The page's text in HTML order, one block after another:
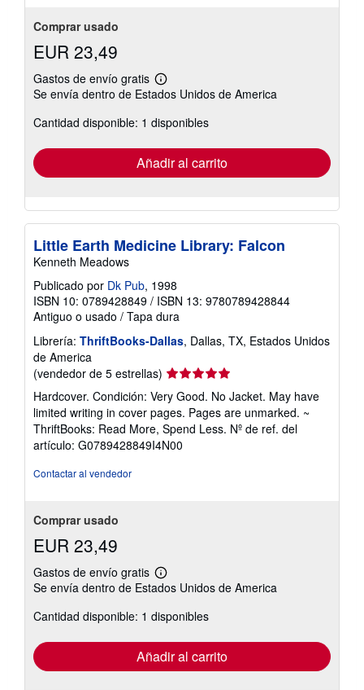
Comprar usado
EUR 23,49
Gastos de envío gratis
Más
información
las
tarifas
envío
Se envía dentro de Estados Unidos de America
Cantidad disponible: 1 disponibles
Añadir al carrito
Little Earth Medicine Library: Falcon
Kenneth Meadows
Publicado por Dk Pub, 1998
ISBN 10: 0789428849 / ISBN 13: 9780789428844
Antiguo o usado / Tapa dura
Librería: ThriftBooks-Dallas, Dallas, TX, Estados Unidos
de America
(vendedor de 5 estrellas) Calificación
del
vendedor:
5
de
5
Hardcover. Condición: Very Good. No Jacket. May have
limited writing in cover pages. Pages are unmarked. ~
ThriftBooks: Read More, Spend Less. Nº de ref. del
artículo: G0789428849I4N00
Contactar al vendedor
Comprar usado
EUR 23,49
Gastos de envío gratis
Más
información
las
tarifas
envío
Se envía dentro de Estados Unidos de America
Cantidad disponible: 1 disponibles
Añadir al carrito